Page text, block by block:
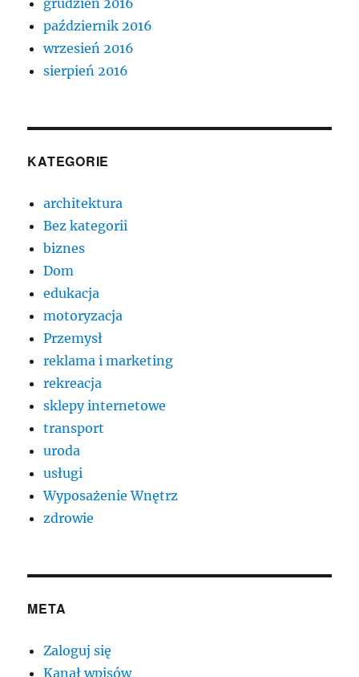
grudzień 2016
październik 2016
wrzesień 2016
sierpień 2016
KATEGORIE
architektura
Bez kategorii
biznes
Dom
edukacja
motoryzacja
Przemysł
reklama i marketing
rekreacja
sklepy internetowe
transport
uroda
usługi
Wyposażenie Wnętrz
zdrowie
META
Zaloguj się
Kanał wpisów